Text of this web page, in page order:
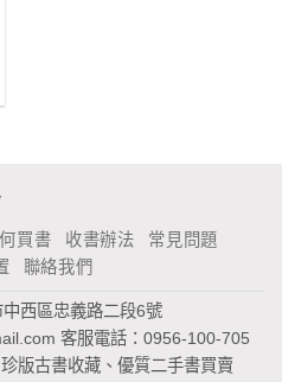
買書 收書辦法
常見問題
聯絡我們
西區忠義路二段6號
客服電話：0956-100-705
版古書收藏、優質二手書買賣